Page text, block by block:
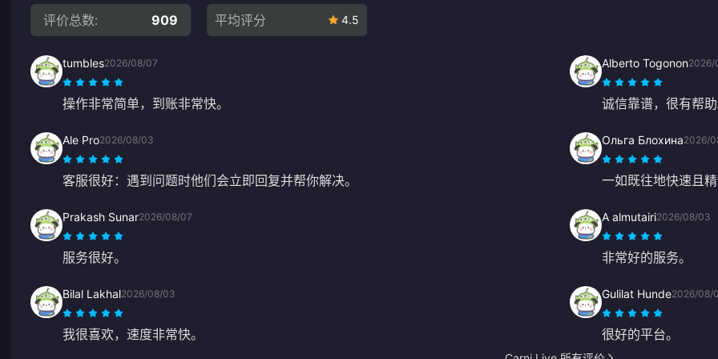
评价总数: 909 平均评分 4.5
tumbles2026/08/07
操作非常简单，到账非常快。
Alberto Togonon2026/
诚信靠谱，很有帮助
Ale Pro2026/08/03
客服很好：遇到问题时他们会立即回复并帮你解决。
Ольга Блохина2026/
一如既往地快速且精
Prakash Sunar2026/08/07
服务很好。
A almutairi2026/08/03
非常好的服务。
Bilal Lakhal2026/08/03
我很喜欢，速度非常快。
Gulilat Hunde2026/08/
很好的平台。